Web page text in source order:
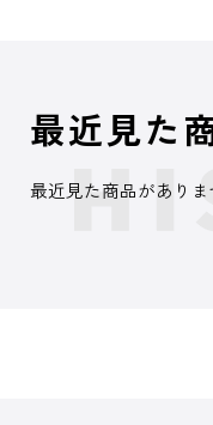
最近見た
最近見た商品がありま